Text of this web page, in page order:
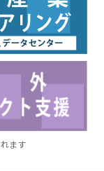
ます